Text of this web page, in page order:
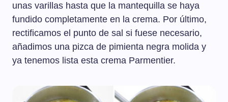
unas varillas hasta que la mantequilla se haya
fundido completamente en la crema. Por último,
rectificamos el punto de sal si fuese necesario,
añadimos una pizca de pimienta negra molida y
ya tenemos lista esta crema Parmentier.